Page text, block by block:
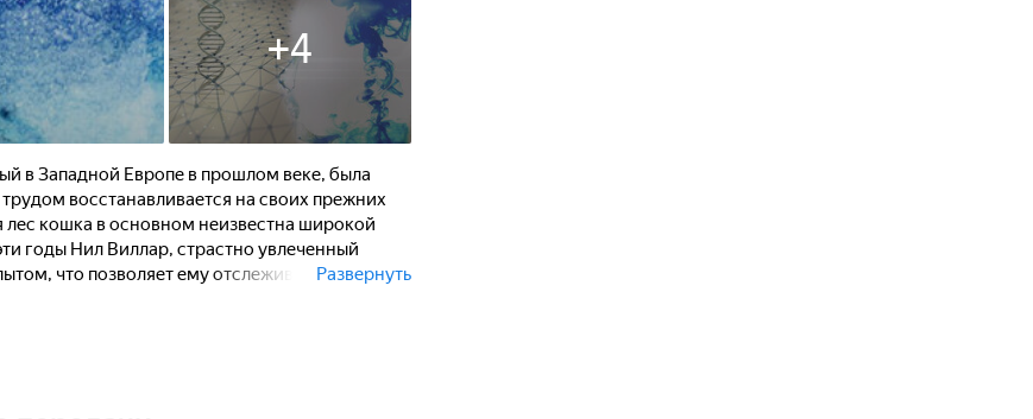
+4
в Западной Европе в прошлом веке, была
восстанавливается на своих прежних
кошка в основном неизвестна широкой
годы Нил Виллар, страстно увлеченный
что позволяет ему отслеживать и
наблюдать за ними. Сегодня
Развернуть